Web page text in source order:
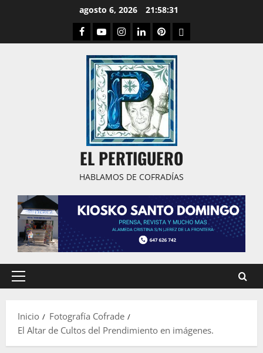
agosto 6, 2026 21:58:32
Facebook
YoutubeInstagram
LinkedPinterestDribbble
EL PERTIGUERO
HABLAMOS DE COFRADÍAS
Menú
Inicio
Fotografía Cofrade
El Altar de Cultos del Prendimiento en imágenes.